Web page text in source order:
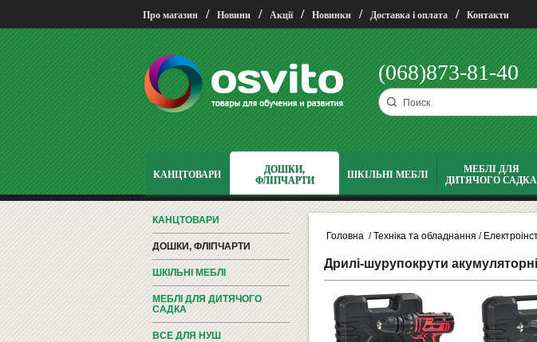
Про магазин / Новини / Акції / Новинки / Доставка і оплата / Контакти
(068)873-81-40
КАНЦТОВАРИ
ДОШКИ,
ФЛІПЧАРТИ
ШКІЛЬНІ МЕБЛІ
МЕБЛІ ДЛЯ
ДИТЯЧОГО САДКА
КАНЦТОВАРИ
ДОШКИ, ФЛІПЧАРТИ
ШКІЛЬНІ МЕБЛІ
МЕБЛІ ДЛЯ ДИТЯЧОГО
САДКА
ВСЕ ДЛЯ НУШ
Головна /Техніка та обладнання /
Дрилі-шурупокрути акумуляторні